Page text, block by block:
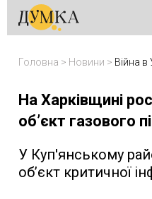
Головна > Новини > Війна в
На Харківщині
об’єкт газового
У Куп'янському
об’єкт критичної